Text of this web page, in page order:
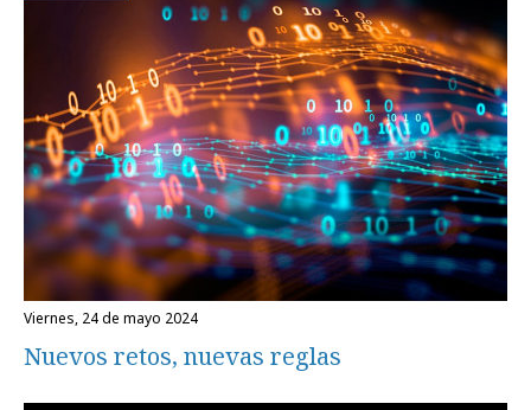
viernes, 24 de mayo 2024
Nuevos retos, nuevas reglas